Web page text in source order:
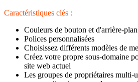
Caractéristiques clés :
Couleurs de bouton et d'arrière-
Polices personnalisées
Choisissez différents modèles de
Créez votre propre sous-domaine
site web actuel
Les groupes de propriétaires multi-